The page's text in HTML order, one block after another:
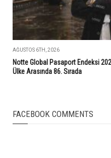
AĞUSTOS 6TH, 2026
Notte Global Pasaport Endeksi
Ülke Arasında 86. Sırada
FACEBOOK COMMENTS